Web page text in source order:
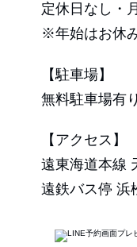
定休日なし・
※年始はお休
【駐車場】
無料駐車場有
【アクセス】
遠東海道本線
遠鉄バス停 浜